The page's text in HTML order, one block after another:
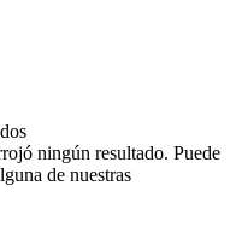
ningún resultado. Puede
de nuestras